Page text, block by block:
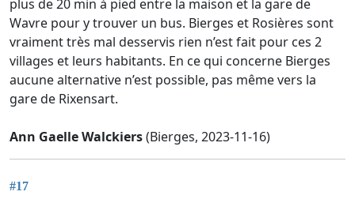
plus de 20 min à pied entre la maison et la gare de
Wavre pour y trouver un bus. Bierges et Rosières sont
vraiment très mal desservis rien n’est fait pour ces 2
villages et leurs habitants. En ce qui concerne Bierges
aucune alternative n’est possible, pas même vers la
gare de Rixensart.
Ann Gaelle Walckiers(Bierges, 2023-11-16)
#17